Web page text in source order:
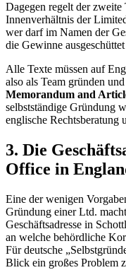
Dagegen regelt der zweite
Innenverhältnis der
wer darf im Namen der
die Gewinne ausgeschüttet
Alle Texte müssen auf
also als Team gründen
Memorandum and
selbstständige Gründung
englische Rechtsberatung
3. Die
Office in
Eine der wenigen
Gründung einer Ltd.
Geschäftsadresse in
an welche behördliche
Für deutsche
Blick ein großes Problem